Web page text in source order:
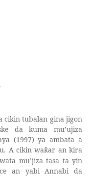
cikin tubalan gina jigon
da kuma mu’ujiza
(1997) ya ambata a
A cikin waƙar an kira
mu’jiza tasa ta yin
an yabi Annabi da